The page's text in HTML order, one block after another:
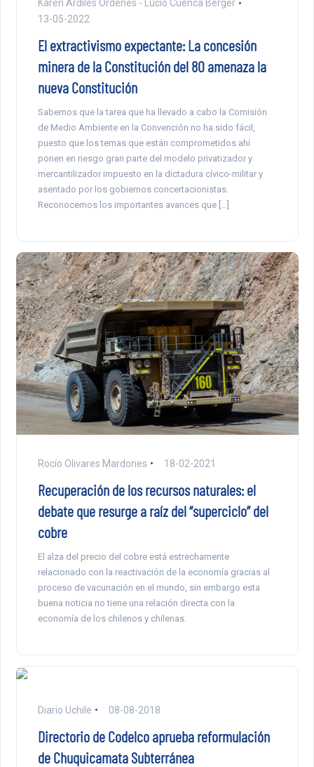
Karen Ardiles Ordenes - Lucio Cuenca Berger
13-05-2022
El extractivismo expectante: La concesión
minera de la Constitución del 80 amenaza la
nueva Constitución
Sabemos que la tarea que ha llevado a cabo la Comisión
de Medio Ambiente en la Convención no ha sido fácil,
puesto que los temas que están comprometidos ahí
ponen en riesgo gran parte del modelo privatizador y
mercantilizador impuesto en la dictadura cívico-militar y
asentado por los gobiernos concertacionistas.
Reconocemos los importantes avances que […]
Rocío Olivares Mardones 18-02-2021
Recuperación de los recursos naturales: el
debate que resurge a raíz del “superciclo” del
cobre
El alza del precio del cobre está estrechamente
relacionado con la reactivación de la economía gracias al
proceso de vacunación en el mundo, sin embargo esta
buena noticia no tiene una relación directa con la
economía de los chilenos y chilenas.
Diario Uchile 08-08-2018
Directorio de Codelco aprueba reformulación
de Chuquicamata Subterránea